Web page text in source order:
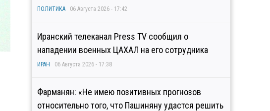
ПОЛИТИКА 06 Августа 2026 - 17:42
Иранский телеканал Press TV сообщил о
нападении военных ЦАХАЛ на его сотрудника
ИРАН 06 Августа 2026 - 17:38
Фарманян: «Не имею позитивных прогнозов
относительно того, что Пашиняну удастся решить